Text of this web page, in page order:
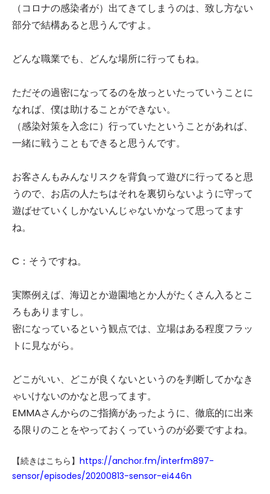
（コロナの感染者が）出てきてしまうのは、致し方ない
部分で結構あると思うんですよ。
どんな職業でも、どんな場所に行ってもね。
ただその過密になってるのを放っといたっていうことに
なれば、僕は助けることができない。
（感染対策を入念に）行っていたということがあれば、
一緒に戦うこともできると思うんです。
お客さんもみんなリスクを背負って遊びに行ってると思
うので、お店の人たちはそれを裏切らないように守って
遊ばせていくしかないんじゃないかなって思ってます
ね。
C：そうですね。
実際例えば、海辺とか遊園地とか人がたくさん入るとこ
ろもありますし。
密になっているという観点では、立場はある程度フラッ
トに見ながら。
どこがいい、どこが良くないというのを判断してかなき
ゃいけないのかなと思ってます。
EMMAさんからのご指摘があったように、徹底的に出来
る限りのことをやっておくっていうのが必要ですよね。
【続きはこちら】 https://anchor.fm/interfm897-
sensor/episodes/20200813-sensor-ei446n